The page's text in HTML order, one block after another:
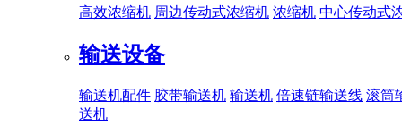
高效浓缩机 周边传动式浓缩机 浓缩机 中心传动式
输送设备
输送机配件 胶带输送机 输送机 倍速链输送线 滚筒
送机